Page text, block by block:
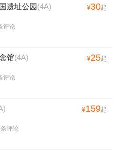
遗址公园(4A) ¥30起
评论
馆(4A) ¥25起
评论
¥159起
评论